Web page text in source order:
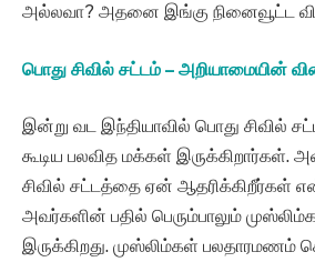
அல்லவா? அதனை இங்கு நினைவூட்ட
பொது சிவில் சட்டம் – அறியாமையின்
இன்று வட இந்தியாவில் பொது சிவில்
கூடிய பலவித மக்கள் இருக்கிறார்கள்.
சிவில் சட்டத்தை ஏன் ஆதரிக்கிறீர்கள்
அவர்களின் பதில் பெரும்பாலும்
இருக்கிறது. முஸ்லிம்கள் பலதாரமணம்